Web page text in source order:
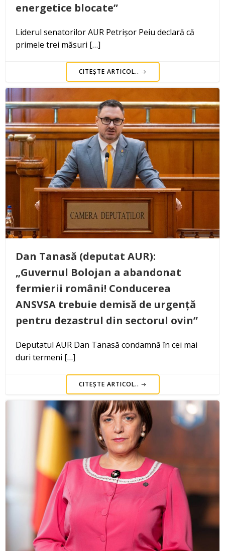
energetice blocate”
Liderul senatorilor AUR Petrișor Peiu declară că
primele trei măsuri […]
CITEȘTE ARTICOL..
Dan Tanasă (deputat AUR):
„Guvernul Bolojan a abandonat
fermierii români! Conducerea
ANSVSA trebuie demisă de urgență
pentru dezastrul din sectorul ovin”
Deputatul AUR Dan Tanasă condamnă în cei mai
duri termeni […]
CITEȘTE ARTICOL..